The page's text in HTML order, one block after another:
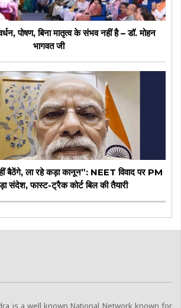
पोषण, बिना मातृत्व के संभव नहीं है – डॉ. मोहन
भागवत जी
बैठेंगे, ला रहे कड़ा कानून”: NEET विवाद पर PM
संदेश, फास्ट-ट्रैक कोर्ट बिल की तैयारी
is a well known National Network known for